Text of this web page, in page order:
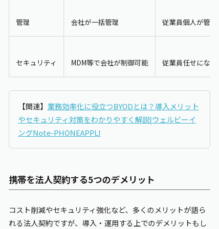
管理 会社が一括管理 従業員個人が管理
セキュリティ MDM等で会社が制御可能 従業員任せになり
【関連】 業務効率化に役立つBYODとは？導入メリット
やセキュリティ対策をわかりやすく解説|ウェルビーイ
ングNote-PHONEAPPLI
携帯を法人契約する5つのデメリット
コスト削減やセキュリティ強化など、多くのメリットが語ら
れる法人契約ですが、導入・運用する上でのデメリットもし